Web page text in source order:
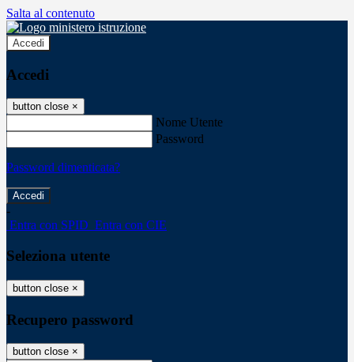
Salta al contenuto
Accedi
Accedi
button close ×
Nome Utente
Password
Password dimenticata?
-
Entra con SPID Entra con CIE
Seleziona utente
button close ×
Recupero password
button close ×